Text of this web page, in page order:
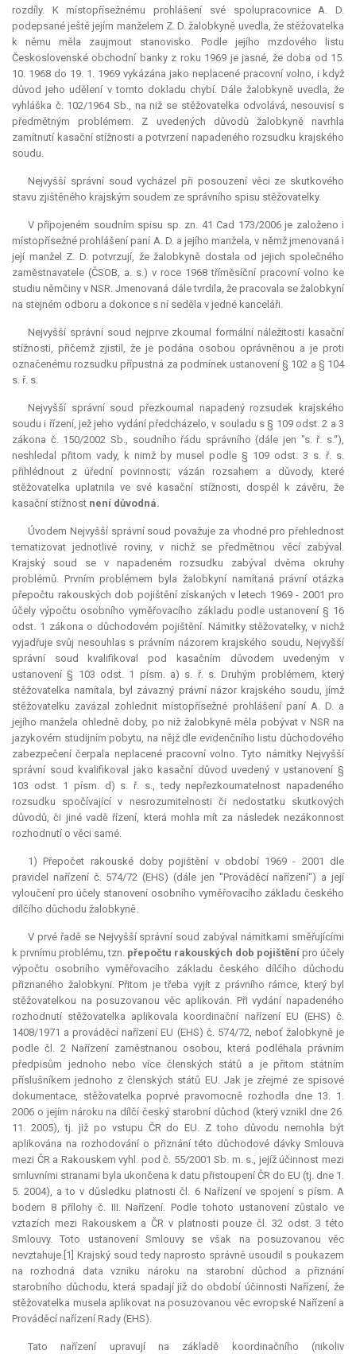
rozdíly. K místopřísežnému prohlášení své spolupracovnice A. D.
podepsané ještě jejím manželem Z. D. žalobkyně uvedla, že stěžovatelka
k němu měla zaujmout stanovisko. Podle jejího mzdového listu
Československé obchodní banky z roku 1969 je jasné, že doba od 15.
10. 1968 do 19. 1. 1969 vykázána jako neplacené pracovní volno, i když
důvod jeho udělení v tomto dokladu chybí. Dále žalobkyně uvedla, že
vyhláška č. 102/1964 Sb., na niž se stěžovatelka odvolává, nesouvisí s
předmětným problémem. Z uvedených důvodů žalobkyně navrhla
zamítnutí kasační stížnosti a potvrzení napadeného rozsudku krajského
soudu.
Nejvyšší správní soud vycházel při posouzení věci ze skutkového
stavu zjištěného krajským soudem ze správního spisu stěžovatelky.
V připojeném soudním spisu sp. zn. 41 Cad 173/2006 je založeno i
místopřísežné prohlášení paní A. D. a jejího manžela, v němž jmenovaná i
její manžel Z. D. potvrzují, že žalobkyně dostala od jejich společného
zaměstnavatele (ČSOB, a. s.) v roce 1968 tříměsíční pracovní volno ke
studiu němčiny v NSR. Jmenovaná dále tvrdila, že pracovala se žalobkyní
na stejném odboru a dokonce s ní seděla v jedné kanceláři.
Nejvyšší správní soud nejprve zkoumal formální náležitosti kasační
stížnosti, přičemž zjistil, že je podána osobou oprávněnou a je proti
označenému rozsudku přípustná za podmínek ustanovení § 102 a § 104
s. ř. s.
Nejvyšší správní soud přezkoumal napadený rozsudek krajského
soudu i řízení, jež jeho vydání předcházelo, v souladu s § 109 odst. 2 a 3
zákona č. 150/2002 Sb., soudního řádu správního (dále jen "s. ř. s.“),
neshledal přitom vady, k nimž by musel podle § 109 odst. 3 s. ř. s.
přihlédnout z úřední povinnosti; vázán rozsahem a důvody, které
stěžovatelka uplatnila ve své kasační stížnosti, dospěl k závěru, že
kasační stížnost není důvodná.
Úvodem Nejvyšší správní soud považuje za vhodné pro přehlednost
tematizovat jednotlivé roviny, v nichž se předmětnou věcí zabýval.
Krajský soud se v napadeném rozsudku zabýval dvěma okruhy
problémů. Prvním problémem byla žalobkyní namítaná právní otázka
přepočtu rakouských dob pojištění získaných v letech 1969 - 2001 pro
účely výpočtu osobního vyměřovacího základu podle ustanovení § 16
odst. 1 zákona o důchodovém pojištění. Námitky stěžovatelky, v nichž
vyjadřuje svůj nesouhlas s právním názorem krajského soudu, Nejvyšší
správní soud kvalifikoval pod kasačním důvodem uvedeným v
ustanovení § 103 odst. 1 písm. a) s. ř. s. Druhým problémem, který
stěžovatelka namítala, byl závazný právní názor krajského soudu, jímž
stěžovatelku zavázal zohlednit místopřísežné prohlášení paní A. D. a
jejího manžela ohledně doby, po niž žalobkyně měla pobývat v NSR na
jazykovém studijním pobytu, na nějž dle evidenčního listu důchodového
zabezpečení čerpala neplacené pracovní volno. Tyto námitky Nejvyšší
správní soud kvalifikoval jako kasační důvod uvedený v ustanovení §
103 odst. 1 písm. d) s. ř. s., tedy nepřezkoumatelnost napadeného
rozsudku spočívající v nesrozumitelnosti či nedostatku skutkových
důvodů, či jiné vadě řízení, která mohla mít za následek nezákonnost
rozhodnutí o věci samé.
1) Přepočet rakouské doby pojištění v období 1969 - 2001 dle
pravidel nařízení č. 574/72 (EHS) (dále jen "Prováděcí nařízení“) a její
vyloučení pro účely stanovení osobního vyměřovacího základu českého
dílčího důchodu žalobkyně.
V prvé řadě se Nejvyšší správní soud zabýval námitkami směřujícími
k prvnímu problému, tzn. přepočtu rakouských dob pojištění pro účely
výpočtu osobního vyměřovacího základu českého dílčího důchodu
přiznaného žalobkyni. Přitom je třeba vyjít z právního rámce, který byl
stěžovatelkou na posuzovanou věc aplikován. Při vydání napadeného
rozhodnutí stěžovatelka aplikovala koordinační nařízení EU (EHS) č.
1408/1971 a prováděcí nařízení EU (EHS) č. 574/72, neboť žalobkyně je
podle čl. 2 Nařízení zaměstnanou osobou, která podléhala právním
předpisům jednoho nebo více členských států a je přitom státním
příslušníkem jednoho z členských států EU. Jak je zřejmé ze spisové
dokumentace, stěžovatelka poprvé pravomocně rozhodla dne 13. 1.
2006 o jejím nároku na dílčí český starobní důchod (který vznikl dne 26.
11. 2005), tj. již po vstupu ČR do EU. Z toho důvodu nemohla být
aplikována na rozhodování o přiznání této důchodové dávky Smlouva
mezi ČR a Rakouskem vyhl. pod č. 55/2001 Sb. m. s., jejíž účinnost mezi
smluvními stranami byla ukončena k datu přistoupení ČR do EU (tj. dne 1.
5. 2004), a to v důsledku platnosti čl. 6 Nařízení ve spojení s písm. A
bodem 8 přílohy č. III. Nařízení. Podle tohoto ustanovení zůstalo ve
vztazích mezi Rakouskem a ČR v platnosti pouze čl. 32 odst. 3 této
Smlouvy. Toto ustanovení Smlouvy se však na posuzovanou věc
nevztahuje.[1] Krajský soud tedy naprosto správně usoudil s poukazem
na rozhodná data vzniku nároku na starobní důchod a přiznání
starobního důchodu, která spadají již do období účinnosti Nařízení, že
stěžovatelka musela aplikovat na posuzovanou věc evropské Nařízení a
Prováděcí nařízení Rady (EHS).
Tato nařízení upravují na základě koordinačního (nikoliv